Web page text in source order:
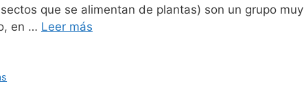
que se alimentan de plantas) son un grupo muy
en … Leer más